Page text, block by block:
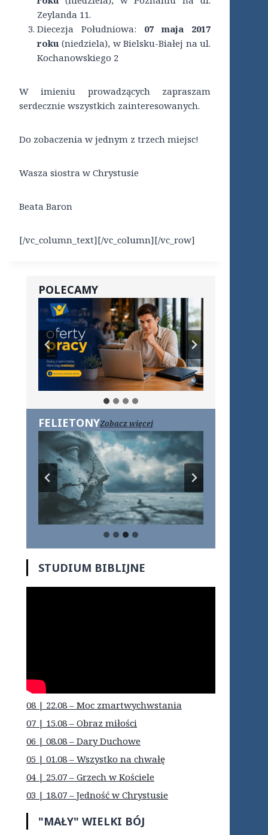
Zeylanda 11.
Diecezja Południowa: 07 maja 2017
roku (niedziela), w Bielsku-Białej na ul.
Kochanowskiego 2
W imieniu prowadzących zapraszam
serdecznie wszystkich zainteresowanych.
Do zobaczenia w jednym z trzech miejsc!
Wasza siostra w Chrystusie
Beata Baron
[/vc_column_text][/vc_column][/vc_row]
POLECAMY
FELIETONYZobacz więcej
STUDIUM BIBLIJNE
08 | 22.08 – Moc zmartwychwstania
07 | 15.08 – Obraz miłości
06 | 08.08 – Dary Duchowe
05 | 01.08 – Wszystko na chwałę
04 | 25.07 – Grzech w Kościele
03 | 18.07 – Jedność w Chrystusie
"MAŁY" WIELKI BÓJ